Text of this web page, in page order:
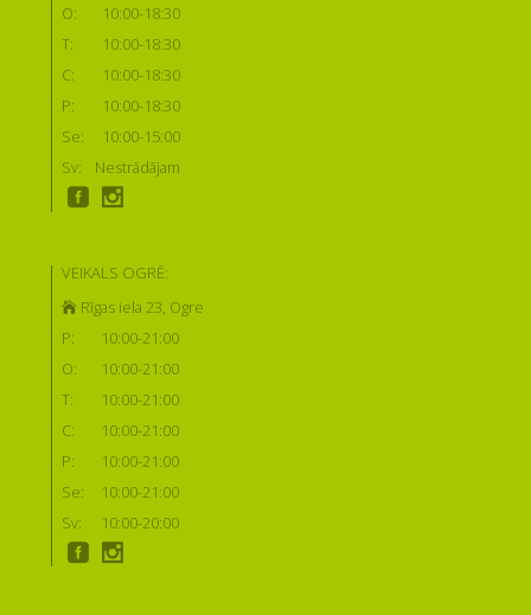
O:
10:00-18:30
T:
10:00-18:30
C:
10:00-18:30
P:
10:00-18:30
Se:
10:00-15:00
Sv:
Nestrādājam
VEIKALS OGRĒ:
Rīgas iela 23, Ogre
P:
10:00-21:00
O:
10:00-21:00
T:
10:00-21:00
C:
10:00-21:00
P:
10:00-21:00
Se:
10:00-21:00
Sv:
10:00-20:00